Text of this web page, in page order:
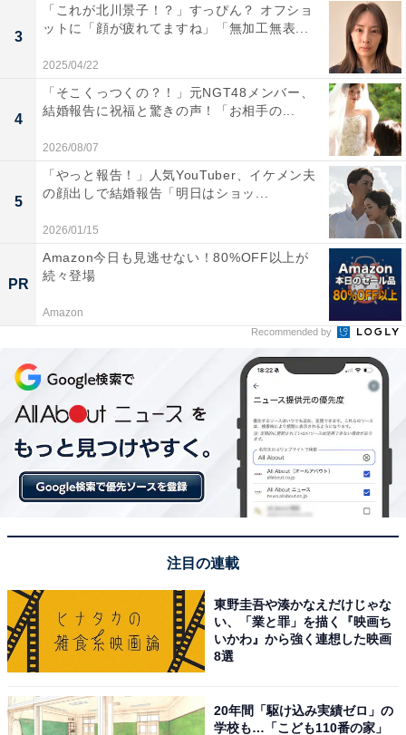
3
「これが北川景子！？」すっぴん？ オフショ
ットに「顔が疲れてますね」「無加工無表...
2025/04/22
4
「そこくっつくの？！」元NGT48メンバー、
結婚報告に祝福と驚きの声！「お相手の...
2026/08/07
5
「やっと報告！」人気YouTuber、イケメン夫
の顔出しで結婚報告「明日はショッ...
2026/01/15
PR
Amazon今日も見逃せない！80%OFF以上が
続々登場
Amazon
Recommended by
注目の連載
東野圭吾や湊かなえだけじゃな
い、「業と罪」を描く『映画ち
いかわ』から強く連想した映画
8選
20年間「駆け込み実績ゼロ」の
学校も…「こども110番の家」